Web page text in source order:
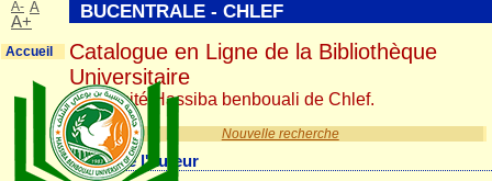
Nouvelle recherche
Détail de l'auteur
BUCENTRALE - CHLEF
Catalogue en Ligne de la Bibliothèque
Universitaire
Université Hassiba benbouali de Chlef.
A- A
A+
Accueil